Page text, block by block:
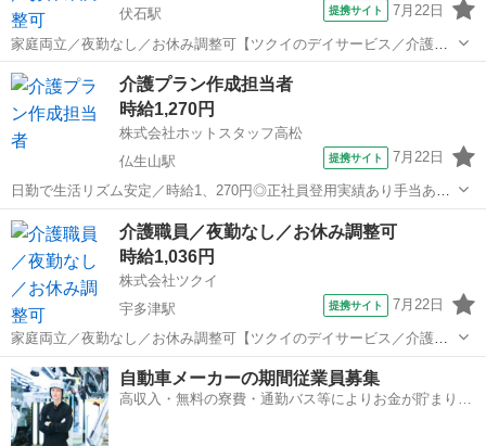
伏石駅
提携サイト 7月22日
家庭両立／夜勤なし／お休み調整可【ツクイのデイサービス／介護ス
タッフ求人】 【ツクイで働く推しポイント★】 ・髪色・髪型自由◎ネ
イル・まつエクもOK！ 清潔感があれば自分らしいスタイルで働けま
す♪ ・推しカラーのネイルや明...
香川 伏石駅 訪問介護
介護プラン作成担当者
時給1,270円
株式会社ホットスタッフ高松
仏生山駅
提携サイト 7月22日
日勤で生活リズム安定／時給1、270円◎正社員登用実績あり手当あり
【仕事内容】 ケアマネージャー資格が活かせる♪
——————————————————— ◆企業情報◆
香川 仏生山駅 ケアマネージャー
介護職員／夜勤なし／お休み調整可
時給1,036円
株式会社ツクイ
宇多津駅
提携サイト 7月22日
家庭両立／夜勤なし／お休み調整可【ツクイのデイサービス／介護ス
タッフ求人】 【ツクイで働く推しポイント★】 ・髪色・髪型自由◎ネ
イル・まつエクもOK！ 清潔感があれば自分らしいスタイルで働けま
す♪ ・推しカラーのネイルや明...
香川 丸亀市 宇多津駅 訪問介護
自動車メーカーの期間従業員募集
高収入・無料の寮費・通勤バス等によりお金が貯まりや